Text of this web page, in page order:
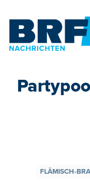
FLÄMISCH-